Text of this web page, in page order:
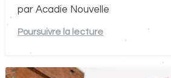
par Acadie Nouvelle
Poursuivre la lecture